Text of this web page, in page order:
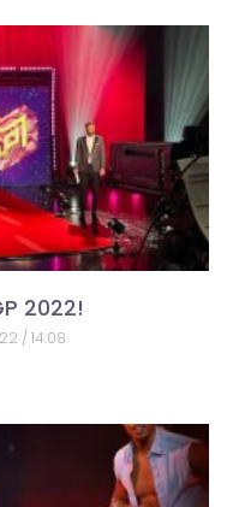
2022!
14:08